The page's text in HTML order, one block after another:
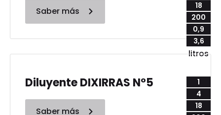
18
200
0,9
3,6
litros
Saber más
1
4
18
Diluyente DIXIRRAS N°5
Saber más